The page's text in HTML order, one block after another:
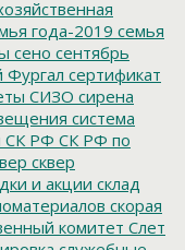
года-2019 семья
сено сентябрь
Фургал сертификат
СИЗО сирена
система
СК РФ СК РФ по
сквер
и акции склад
скорая
комитет Слет